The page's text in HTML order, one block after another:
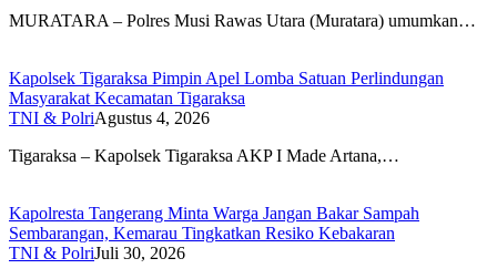
MURATARA – Polres Musi Rawas Utara (Muratara) umumkan…
Kapolsek Tigaraksa Pimpin Apel Lomba Satuan Perlindungan
Masyarakat Kecamatan Tigaraksa
TNI & PolriAgustus 4, 2026
Tigaraksa – Kapolsek Tigaraksa AKP I Made Artana,…
Kapolresta Tangerang Minta Warga Jangan Bakar Sampah
Sembarangan, Kemarau Tingkatkan Resiko Kebakaran
TNI & PolriJuli 30, 2026